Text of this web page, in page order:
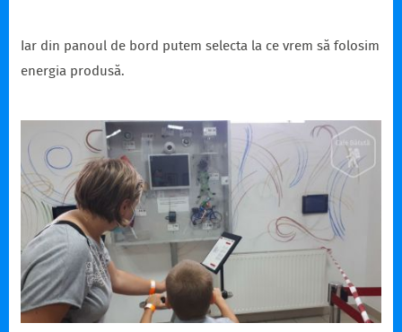
Iar din panoul de bord putem selecta la ce vrem să folosim
energia produsă.